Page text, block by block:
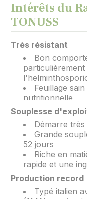
Intérêts du
TONUSS
Très résistant
Bon
Feuillage
nutritionnelle
Souplesse
Démarre
Grande
52 jours
Riche en
rapide et une
Production record
Typé italien